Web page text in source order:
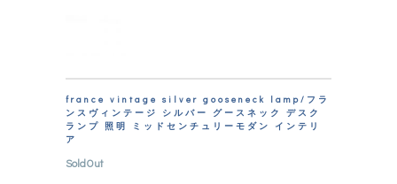
france vintage silver gooseneck lamp/フラ
ンスヴィンテージ シルバー グースネック デスク
ランプ 照明 ミッドセンチュリーモダン インテリ
ア
SoldOut